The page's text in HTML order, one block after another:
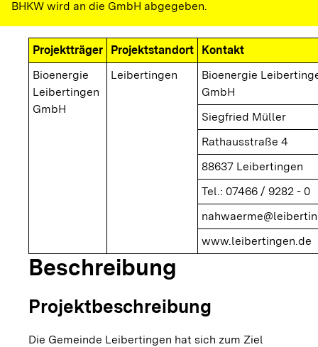
BHKW wird an die GmbH abgegeben.
Projektträger Projektstandort
Kontakt
Bioenergie
Leibertingen
GmbH
Leibertingen
Bioenergie
GmbH
Siegfried Müller
Rathausstraße 4
88637 Leibertingen
Tel.: 07466 / 9282 - 0
www.leibertingen.de
Beschreibung
Projektbeschreibung
Die Gemeinde Leibertingen hat sich zum Ziel